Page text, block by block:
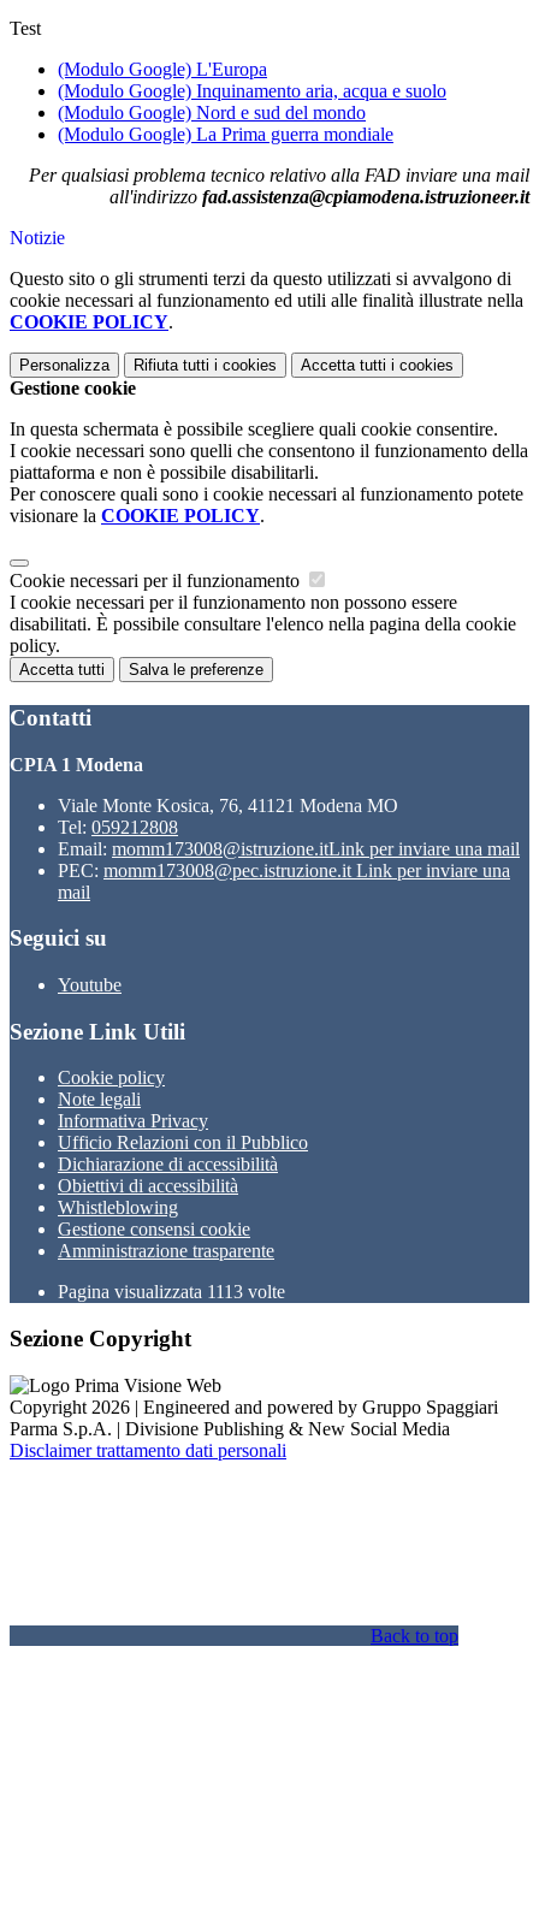
Test
(Modulo Google) L'Europa
(Modulo Google) Inquinamento aria, acqua e suolo
(Modulo Google) Nord e sud del mondo
(Modulo Google) La Prima guerra mondiale
Per qualsiasi problema tecnico relativo alla FAD inviare una mail
all'indirizzo fad.assistenza@cpiamodena.istruzioneer.it
Notizie
Questo sito o gli strumenti terzi da questo utilizzati si avvalgono di
cookie necessari al funzionamento ed utili alle finalità illustrate nella
COOKIE POLICY.
Personalizza Rifiuta tutti i cookies Accetta tutti i cookies
Gestione cookie
In questa schermata è possibile scegliere quali cookie consentire.
I cookie necessari sono quelli che consentono il funzionamento della
piattaforma e non è possibile disabilitarli.
Per conoscere quali sono i cookie necessari al funzionamento potete
visionare la COOKIE POLICY.
Cookie necessari per il funzionamento
I cookie necessari per il funzionamento non possono essere
disabilitati. È possibile consultare l'elenco nella pagina della cookie
policy.
Accetta tutti Salva le preferenze
Contatti
CPIA 1 Modena
Viale Monte Kosica, 76, 41121 Modena MO
Tel: 059212808
Email: momm173008@istruzione.itLink per inviare una mail
PEC: momm173008@pec.istruzione.it Link per inviare una
mail
Seguici su
Youtube
Sezione Link Utili
Cookie policy
Note legali
Informativa Privacy
Ufficio Relazioni con il Pubblico
Dichiarazione di accessibilità
Obiettivi di accessibilità
Whistleblowing
Gestione consensi cookie
Amministrazione trasparente
Pagina visualizzata 1113 volte
Sezione Copyright
Copyright 2026 | Engineered and powered by Gruppo Spaggiari
Parma S.p.A. | Divisione Publishing & New Social Media
Disclaimer trattamento dati personali
Back to top